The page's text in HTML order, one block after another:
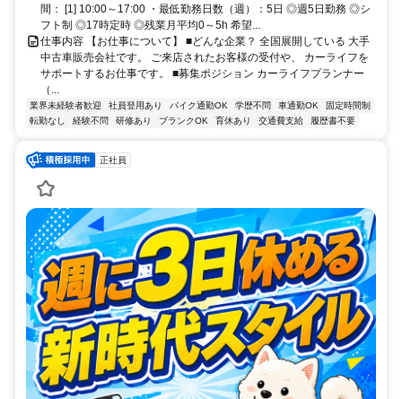
間： [1] 10:00～17:00 ・最低勤務日数（週）：5日 ◎週5日勤務 ◎シ
フト制 ◎17時定時 ◎残業月平均0～5h 希望...
仕事内容 【お仕事について】 ■どんな企業？ 全国展開している 大手
中古車販売会社です。 ご来店されたお客様の受付や、 カーライフを
サポートするお仕事です。 ■募集ポジション カーライフプランナー
（...
業界未経験者歓迎 社員登用あり バイク通勤OK 学歴不問 車通勤OK
固定時間制
転勤なし
経験不問 研修あり ブランクOK 育休あり 交通費支給 履歴書不要
正社員